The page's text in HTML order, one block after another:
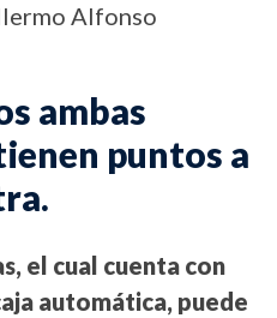
Alfonso
ambas
puntos a
el cual cuenta con
automática, puede